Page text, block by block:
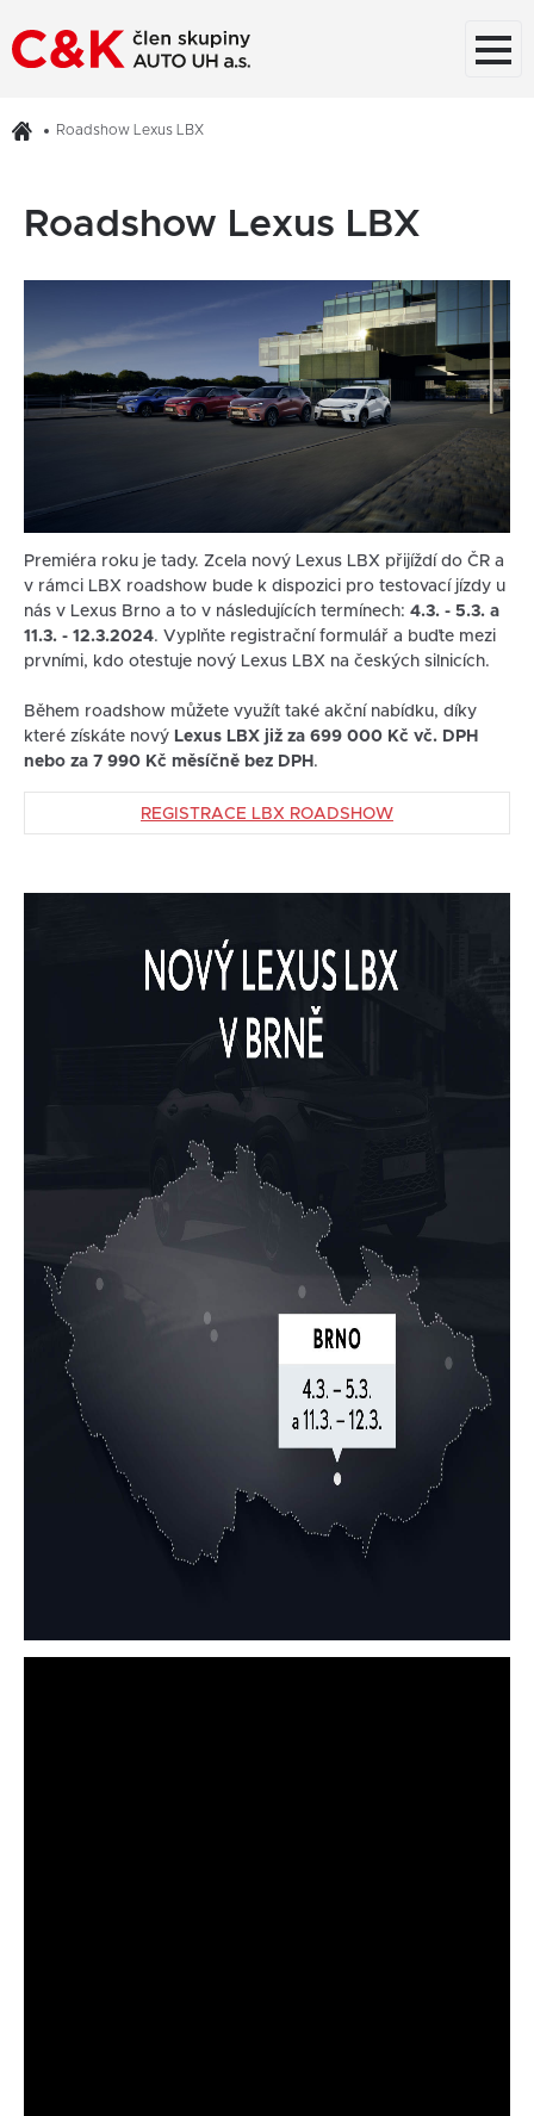
Roadshow Lexus LBX
Roadshow Lexus LBX
Premiéra roku je tady. Zcela nový Lexus LBX přijíždí do ČR a
v rámci LBX roadshow bude k dispozici pro testovací jízdy u
nás v Lexus Brno a to v následujících termínech: 4.3. - 5.3. a
11.3. - 12.3.2024. Vyplňte registrační formulář a buďte mezi
prvními, kdo otestuje nový Lexus LBX na českých silnicích.
Během roadshow můžete využít také akční nabídku, díky
které získáte nový Lexus LBX již za 699 000 Kč vč. DPH
nebo za 7 990 Kč měsíčně bez DPH .
REGISTRACE LBX ROADSHOW